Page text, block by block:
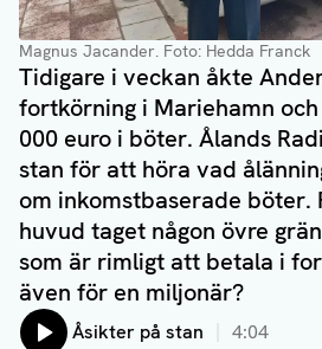
Magnus Jacander. Foto: Hedda Franck
Tidigare i veckan åkte
fortkörning i Mariehamn
000 euro i böter. Ålands
stan för att höra vad
om inkomstbaserade böter.
huvud taget någon övre
som är rimligt att betala i
även för en miljonär?
Lyssna på:
Åsikter på stan 4:04